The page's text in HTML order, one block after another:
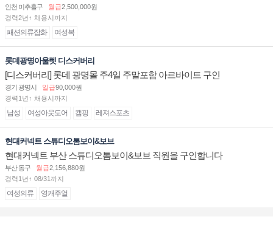
인천 미추홀구 월급2,500,000원
경력2년↑ 채용시까지
패션의류잡화 여성복
롯데광명아울렛 디스커버리
[디스커버리] 롯데 광명몰 주4일 주말포함 아르바이트 구인
경기 광명시 일급90,000원
경력1년↑ 채용시까지
남성 여성아웃도어 캠핑 레져스포츠
현대커넥트 스튜디오톰보이&보브
현대커넥트 부산 스튜디오톰보이&보브 직원을 구인합니다
부산 동구 월급2,156,880원
경력1년↑ 08/31까지
여성의류 영캐주얼